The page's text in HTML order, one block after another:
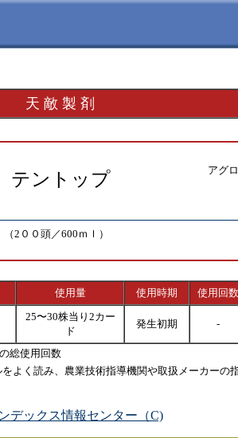
天 敵 製 剤
テントップ
アグ
2００頭／600ｍｌ）
使用量 使用時期 使用回数
25〜30株当り2カー
ド
発生初期 -
総使用回数
よく読み、農業技術指導機関や取扱メーカーの
デックス情報センター（C)